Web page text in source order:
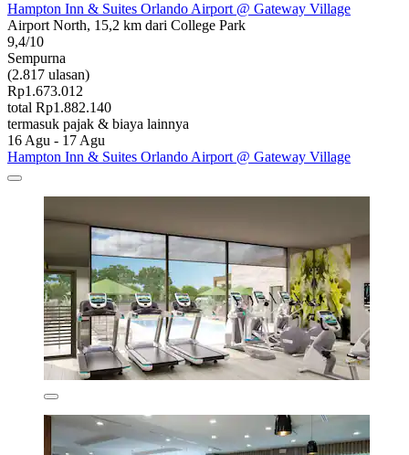
Hampton Inn & Suites Orlando Airport @ Gateway Village
Airport North, 15,2 km dari College Park
9,4/10
Sempurna
(2.817 ulasan)
Rp1.673.012
total Rp1.882.140
termasuk pajak & biaya lainnya
16 Agu - 17 Agu
Hampton Inn & Suites Orlando Airport @ Gateway Village